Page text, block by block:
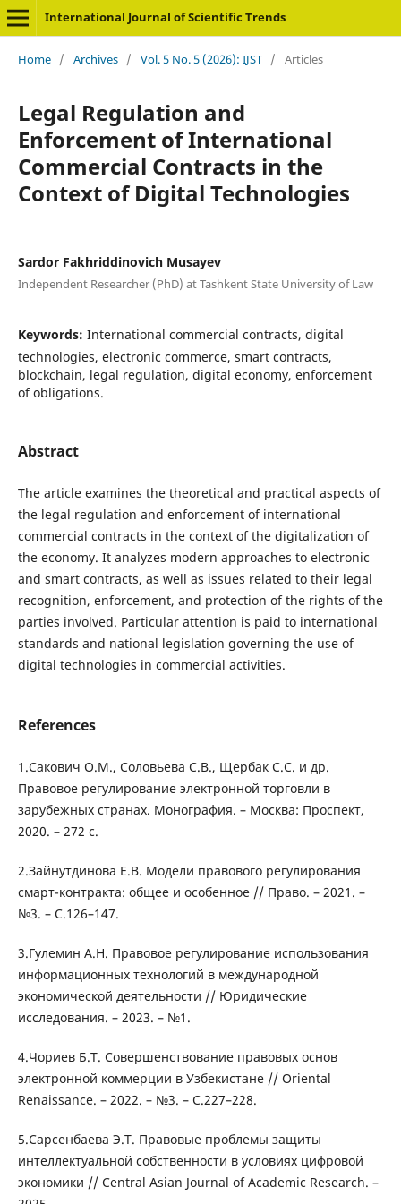
International Journal of Scientific Trends
Home / Archives / Vol. 5 No. 5 (2026): IJST / Articles
Legal Regulation and
Enforcement of International
Commercial Contracts in the
Context of Digital Technologies
Sardor Fakhriddinovich Musayev
Independent Researcher (PhD) at Tashkent State University of Law
Keywords: International commercial contracts, digital
technologies, electronic commerce, smart contracts,
blockchain, legal regulation, digital economy, enforcement
of obligations.
Abstract
The article examines the theoretical and practical aspects of
the legal regulation and enforcement of international
commercial contracts in the context of the digitalization of
the economy. It analyzes modern approaches to electronic
and smart contracts, as well as issues related to their legal
recognition, enforcement, and protection of the rights of the
parties involved. Particular attention is paid to international
standards and national legislation governing the use of
digital technologies in commercial activities.
References
1.Сакович О.М., Соловьева С.В., Щербак С.С. и др.
Правовое регулирование электронной торговли в
зарубежных странах. Монография. – Москва: Проспект,
2020. – 272 с.
2.Зайнутдинова Е.В. Модели правового регулирования
смарт-контракта: общее и особенное // Право. – 2021. –
№3. – С.126–147.
3.Гулемин А.Н. Правовое регулирование использования
информационных технологий в международной
экономической деятельности // Юридические
исследования. – 2023. – №1.
4.Чориев Б.Т. Совершенствование правовых основ
электронной коммерции в Узбекистане // Oriental
Renaissance. – 2022. – №3. – С.227–228.
5.Сарсенбаева Э.Т. Правовые проблемы защиты
интеллектуальной собственности в условиях цифровой
экономики // Central Asian Journal of Academic Research. –